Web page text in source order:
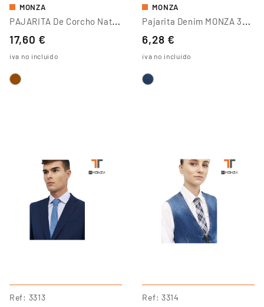
MONZA
P
AJARITA De Corcho Natural
17,60 €
iva no incluido
MONZA
P
Ajarita Denim MONZA 3316
6,28 €
iva no incluido
Ref 3313 Ref 3314